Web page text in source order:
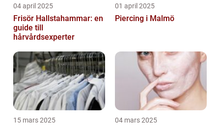
04 april 2025
Frisör Hallstahammar: en
guide till
hårvårdsexperter
01 april 2025
Piercing i Malmö
15 mars 2025 04 mars 2025